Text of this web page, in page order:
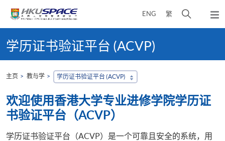
ENG 繁
开
弹
出
单
content
start学历证书验证平台 (ACVP)
主页 教与学 学历证书验证平台 (ACVP)
欢迎使用香港大学专业进修学院学历证
书验证平台（ACVP）
学历证书验证平台（ACVP）是一个可靠且安全的系统，用